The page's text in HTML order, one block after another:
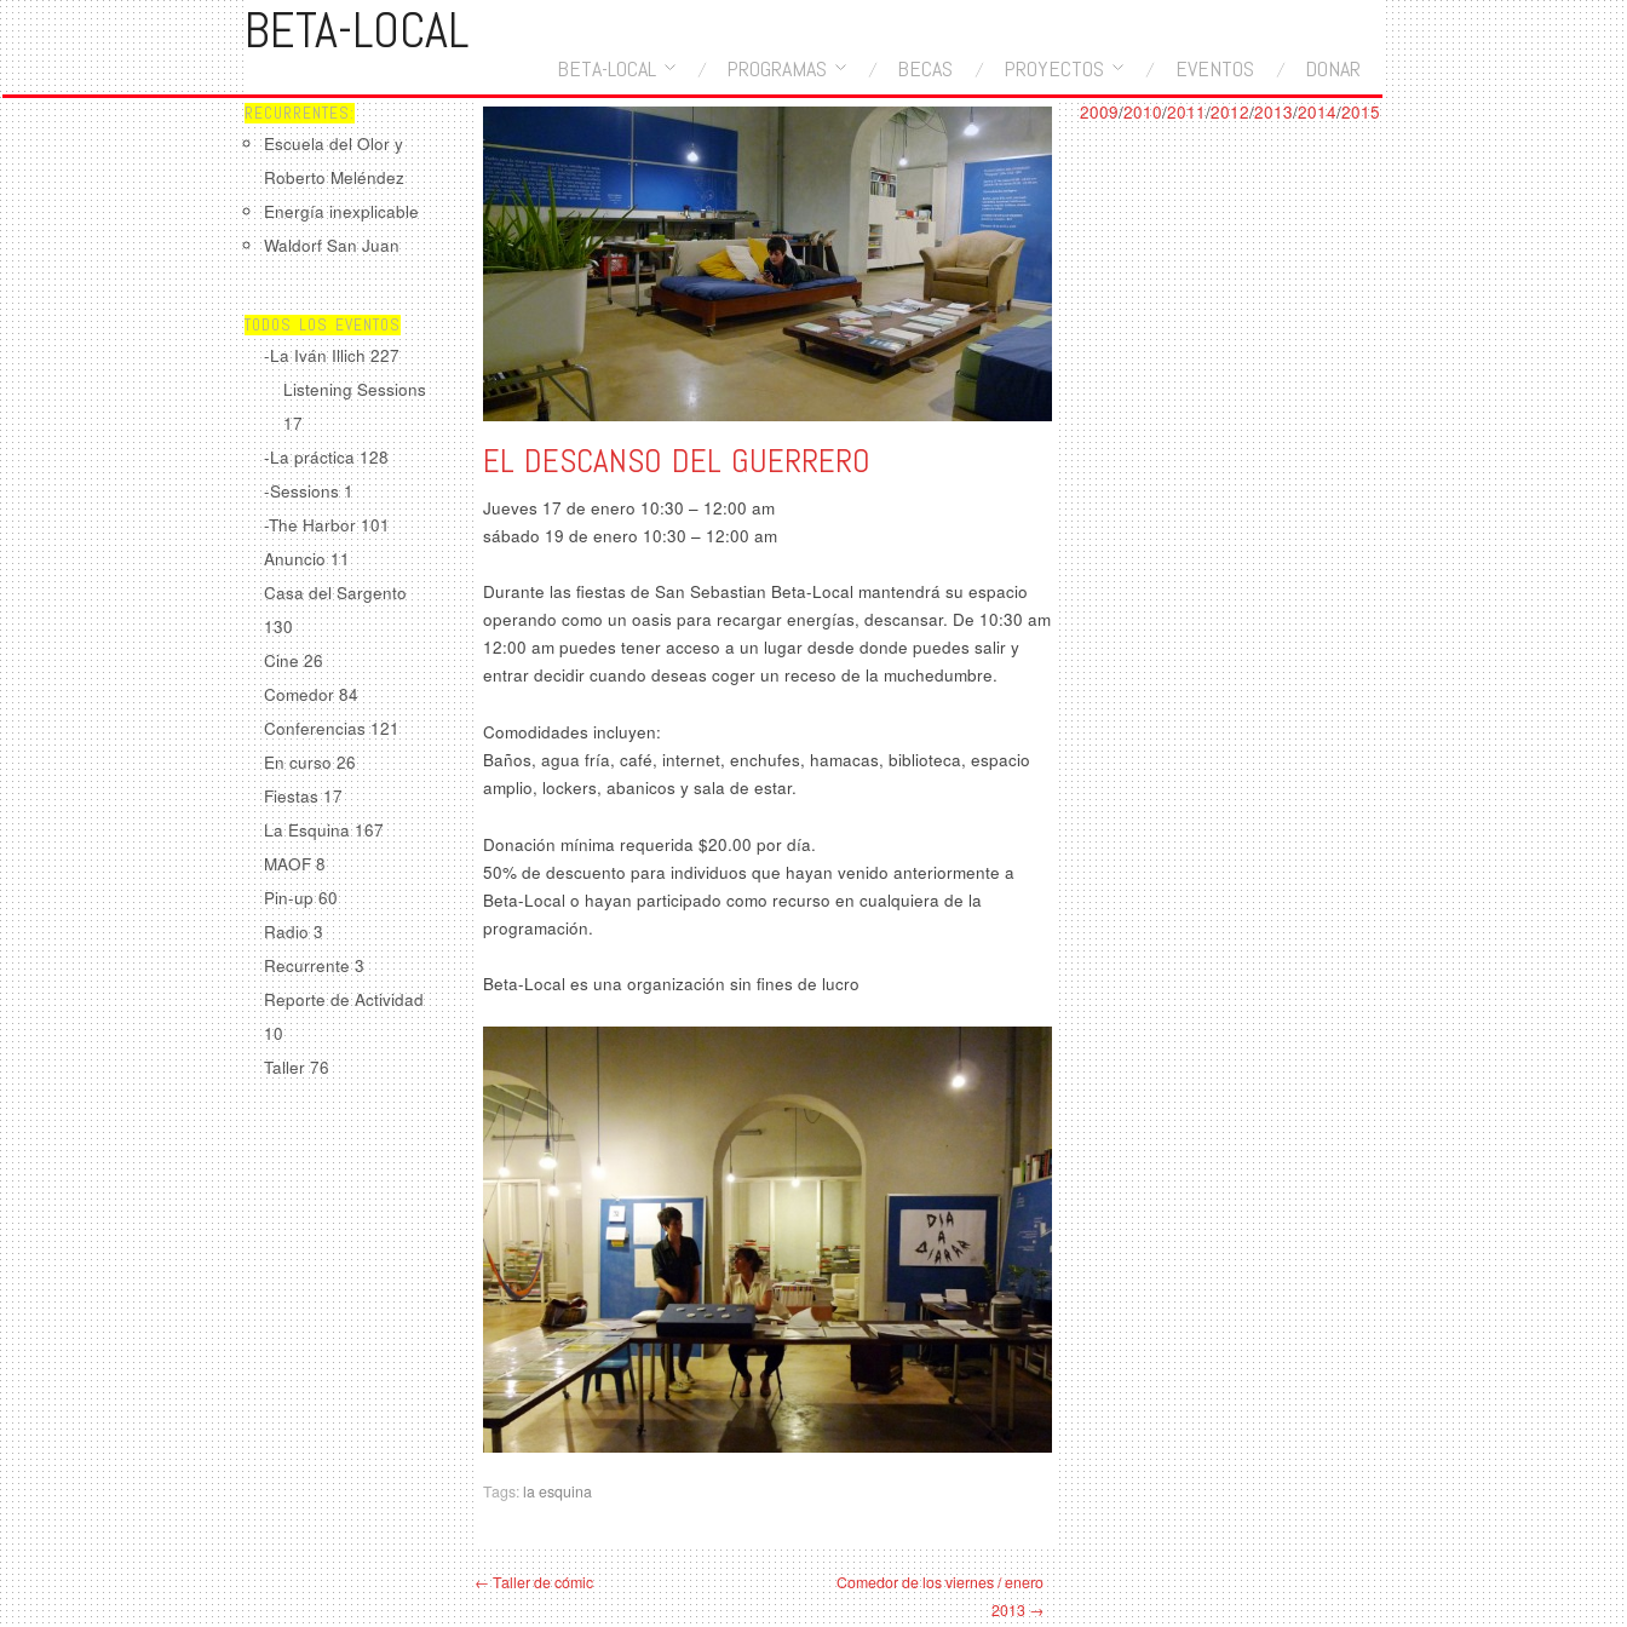
BETA-LOCAL
BETA-LOCAL PROGRAMAS BECAS PROYECTOS EVENTOS DONAR
RECURRENTES:
Escuela del Olor y
Roberto Meléndez
Energía inexplicable
Waldorf San Juan
TODOS LOS EVENTOS
-La Iván Illich227
Listening Sessions
17
-La práctica128
-Sessions 1
-The Harbor101
Anuncio11
Casa del Sargento
130
Cine26
Comedor 84
Conferencias121
En curso26
Fiestas17
La Esquina167
MAOF8
Pin-up60
Radio3
Recurrente3
Reporte de Actividad
10
Taller76
EL DESCANSO DEL GUERRERO
Jueves 17 de enero 10:30 – 12:00 am
sábado 19 de enero 10:30 – 12:00 am
Durante las fiestas de San Sebastian Beta-Local mantendrá su espacio
operando como un oasis para recargar energías, descansar. De 10:30 am
12:00 am puedes tener acceso a un lugar desde donde puedes salir y
entrar decidir cuando deseas coger un receso de la muchedumbre.
Comodidades incluyen:
Baños, agua fría, café, internet, enchufes, hamacas, biblioteca, espacio
amplio, lockers, abanicos y sala de estar.
Donación mínima requerida $20.00 por día.
50% de descuento para individuos que hayan venido anteriormente a
Beta-Local o hayan participado como recurso en cualquiera de la
programación.
Beta-Local es una organización sin fines de lucro
Tags: la esquina
← Taller de cómic
Comedor de los viernes / enero
2013 →
2009/2010/2011/2012/2013/2014/2015